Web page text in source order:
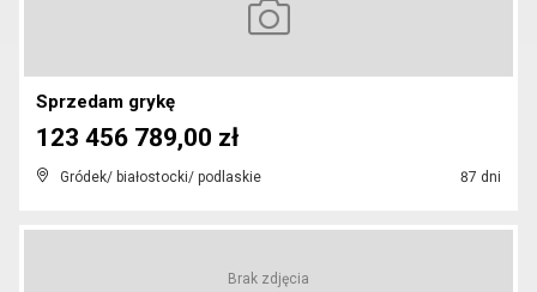
Sprzedam grykę
Gródek/ białostocki/ podlaskie 87 dni
123 456 789,00 zł
Brak zdjęcia